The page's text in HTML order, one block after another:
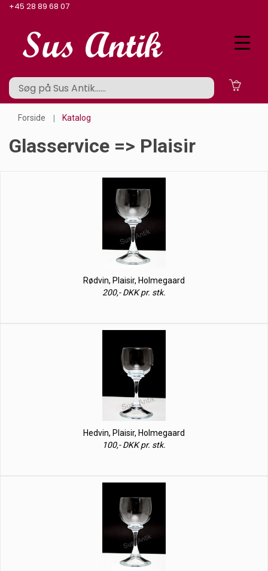
+45 28 89 68 07
Forside Katalog
Glasservice => Plaisir
Rødvin, Plaisir, Holmegaard
200,- DKK pr. stk.
Hedvin, Plaisir, Holmegaard
100,- DKK pr. stk.